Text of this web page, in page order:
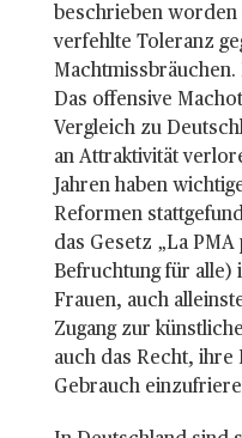
beschrieben worden
verfehlte Toleranz
Das offensive
Vergleich zu
an Attraktivität
Jahren haben
Reformen
das Gesetz „La
Befruchtung für alle)
Frauen, auch
Zugang zur
auch das Recht, ihre
Gebrauch